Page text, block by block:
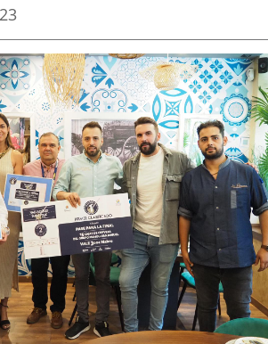
aplicación
externa.
aplicación
externa.